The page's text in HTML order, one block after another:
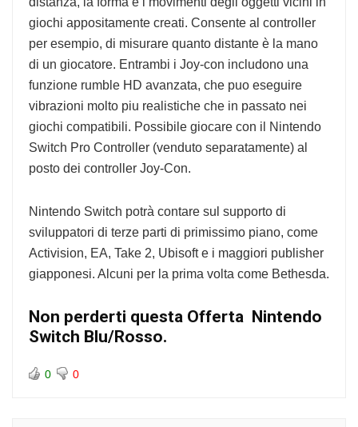
giochi appositamente creati. Consente al controller
per esempio, di misurare quanto distante è la mano
di un giocatore. Entrambi i Joy-con includono una
funzione rumble HD avanzata, che puo eseguire
vibrazioni molto piu realistiche che in passato nei
giochi compatibili. Possibile giocare con il Nintendo
Switch Pro Controller (venduto separatamente) al
posto dei controller Joy-Con.
Nintendo Switch potrà contare sul supporto di
sviluppatori di terze parti di primissimo piano, come
Activision, EA, Take 2, Ubisoft e i maggiori publisher
giapponesi. Alcuni per la prima volta come Bethesda.
Non perderti questa Offerta Nintendo
Switch Blu/Rosso.
0 0